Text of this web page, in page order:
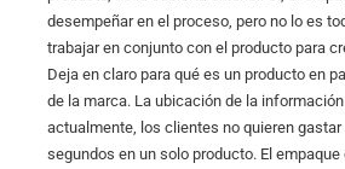
desempeñar en el proceso, pero no lo es
trabajar en conjunto con el producto para
Deja en claro para qué es un producto en
de la marca. La ubicación de la
actualmente, los clientes no quieren
segundos en un solo producto. El